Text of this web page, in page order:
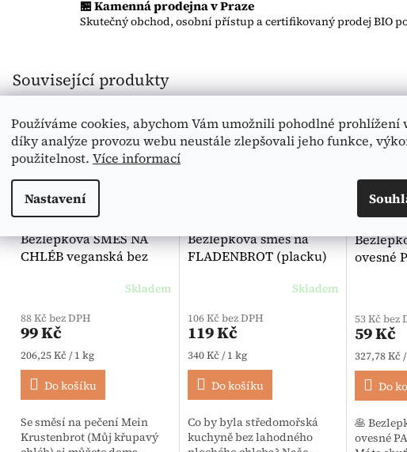
Používáme cookies, abychom Vám umožnili pohodlné prohlížení
díky analýze provozu webu neustále zlepšovali jeho funkce,
použitelnost. Více informací
Nastavení
🏪 Kamenná prodejna v Praze
Skutečný obchod, osobní přístup a certifikovaný prodej BIO
Související produkty
🧨 Akce
🥬 Vegan
🌿 BIO
Bezlepková SMĚS NA
CHLÉB veganská bez
Skladem
88 Kč bez DPH
99 Kč
Měrná cena:
206,25 Kč / 1 kg
Do košíku
Se směsí na pečení Mein
Krustenbrot (Můj křupavý
🥬 Vegan
🌿 BIO
Bezlepková směs na
FLADENBROT (placku)
Skladem
106 Kč bez DPH
119 Kč
Měrná cena:
340 Kč / 1 kg
Do košíku
Co by byla středomořská
kuchyně bez lahodného
🥬 Vegan
🌿 BIO
ovesné
53 Kč bez
59 Kč
Měrná
327,78 Kč
Do
🥞
ovesné